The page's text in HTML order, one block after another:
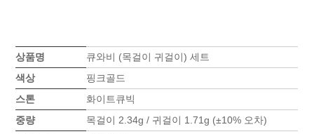
상품명
큐와비 (목걸이 귀걸이) 세트
색상
핑크골드
스톤
화이트큐빅
중량
목걸이 2.34g / 귀걸이 1.71g (±10% 오차)